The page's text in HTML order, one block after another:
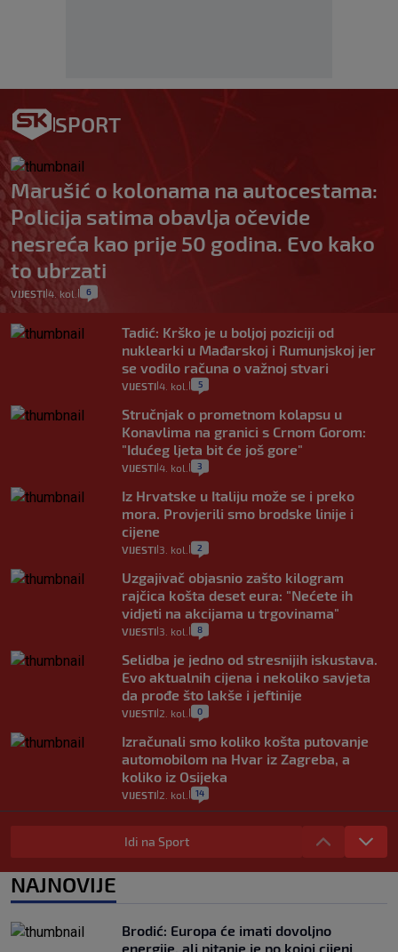
SPORT
Marušić o kolonama na autocestama:
Policija satima obavlja očevide
nesreća kao prije 50 godina. Evo kako
to ubrzati
VIJESTI 4. kol. 6
Tadić: Krško je u boljoj poziciji od
nuklearki u Mađarskoj i Rumunjskoj jer
se vodilo računa o važnoj stvari
VIJESTI 4. kol. 5
Stručnjak o prometnom kolapsu u
Konavlima na granici s Crnom Gorom:
"Idućeg ljeta bit će još gore"
VIJESTI 4. kol. 3
Iz Hrvatske u Italiju može se i preko
mora. Provjerili smo brodske linije i
cijene
VIJESTI 3. kol. 2
Uzgajivač objasnio zašto kilogram
rajčica košta deset eura: "Nećete ih
vidjeti na akcijama u trgovinama"
VIJESTI 3. kol. 8
Selidba je jedno od stresnijih iskustava.
Evo aktualnih cijena i nekoliko savjeta
da prođe što lakše i jeftinije
VIJESTI 2. kol. 0
Izračunali smo koliko košta putovanje
automobilom na Hvar iz Zagreba, a
koliko iz Osijeka
VIJESTI 2. kol. 14
"Kći je otišla na more, a zaboravila
zdravstvenu iskaznicu". Kakva su prava
pacijenata izvan mjesta prebivališta?
VIJESTI 1. kol. 1
junaci naših priča budu oni koji pomažu,
a ne oni koji su pobijedili nekoga"
Idi na Sport
NAJNOVIJE
Brodić: Europa će imati dovoljno
energije, ali pitanje je po kojoj cijeni